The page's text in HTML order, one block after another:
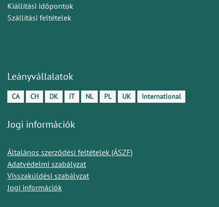
Kiállítási időpontok
Szállítási feltételek
Leányvállalatok
CA CH DK IT NL PL UK International
Jogi információk
Általános szerződési feltételek (ÁSZF)
Adatvédelmi szabályzat
Visszaküldési szabályzat
Jogi információk